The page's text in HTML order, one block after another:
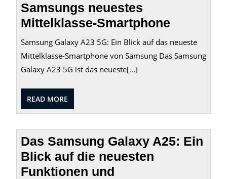
Samsungs neuestes
Mittelklasse-Smartphone
Samsung Galaxy A23 5G: Ein Blick auf das neueste
Mittelklasse-Smartphone von Samsung Das Samsung
Galaxy A23 5G ist das neueste[...]
READ MORE
MORE
Das Samsung Galaxy A25: Ein
Blick auf die neuesten
Funktionen und